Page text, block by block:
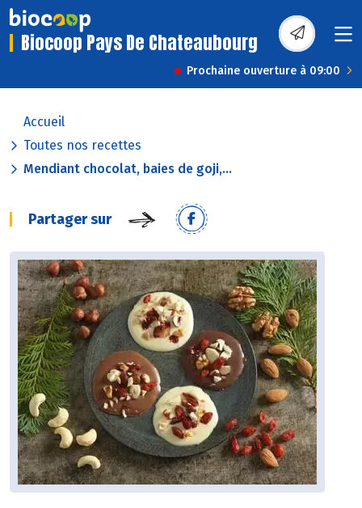
Biocoop Pays De Chateaubourg
Prochaine ouverture à 09:00
Accueil
Toutes nos recettes
Mendiant chocolat, baies de goji,...
Partager sur